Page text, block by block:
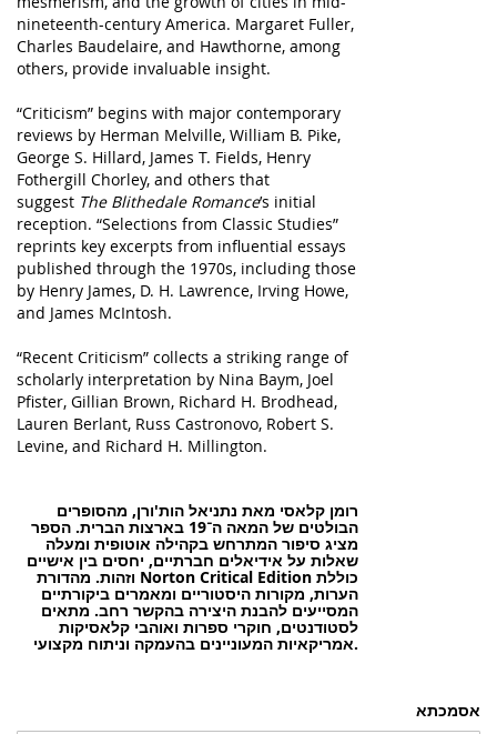
אסמכתא
nineteenth-century America. Margaret Fuller,
Charles Baudelaire, and Hawthorne, among
others, provide invaluable insight.
“Criticism” begins with major contemporary
reviews by Herman Melville, William B. Pike,
George S. Hillard, James T. Fields, Henry
Fothergill Chorley, and others that
suggest The Blithedale Romance’s initial
reception. “Selections from Classic Studies”
reprints key excerpts from influential essays
published through the 1970s, including those
by Henry James, D. H. Lawrence, Irving Howe,
and James McIntosh.
“Recent Criticism” collects a striking range of
scholarly interpretation by Nina Baym, Joel
Pfister, Gillian Brown, Richard H. Brodhead,
Lauren Berlant, Russ Castronovo, Robert S.
Levine, and Richard H. Millington.
רומן קלאסי מאת נתניאל הות'ורן, מהסופרים
הבולטים של המאה ה־19 בארצות הברית. הספר
מציג סיפור המתרחש בקהילה אוטופית ומעלה
שאלות על אידיאלים חברתיים, יחסים בין אישיים
וזהות. מהדורת Norton Critical Edition כוללת
הערות, מקורות היסטוריים ומאמרים ביקורתיים
המסייעים להבנת היצירה בהקשר רחב. מתאים
לסטודנטים, חוקרי ספרות ואוהבי קלאסיקות
אמריקאיות המעוניינים בהעמקה וניתוח מקצועי.